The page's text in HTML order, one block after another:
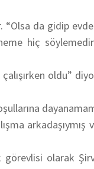
da gidip
hiç
oldu”
olarak